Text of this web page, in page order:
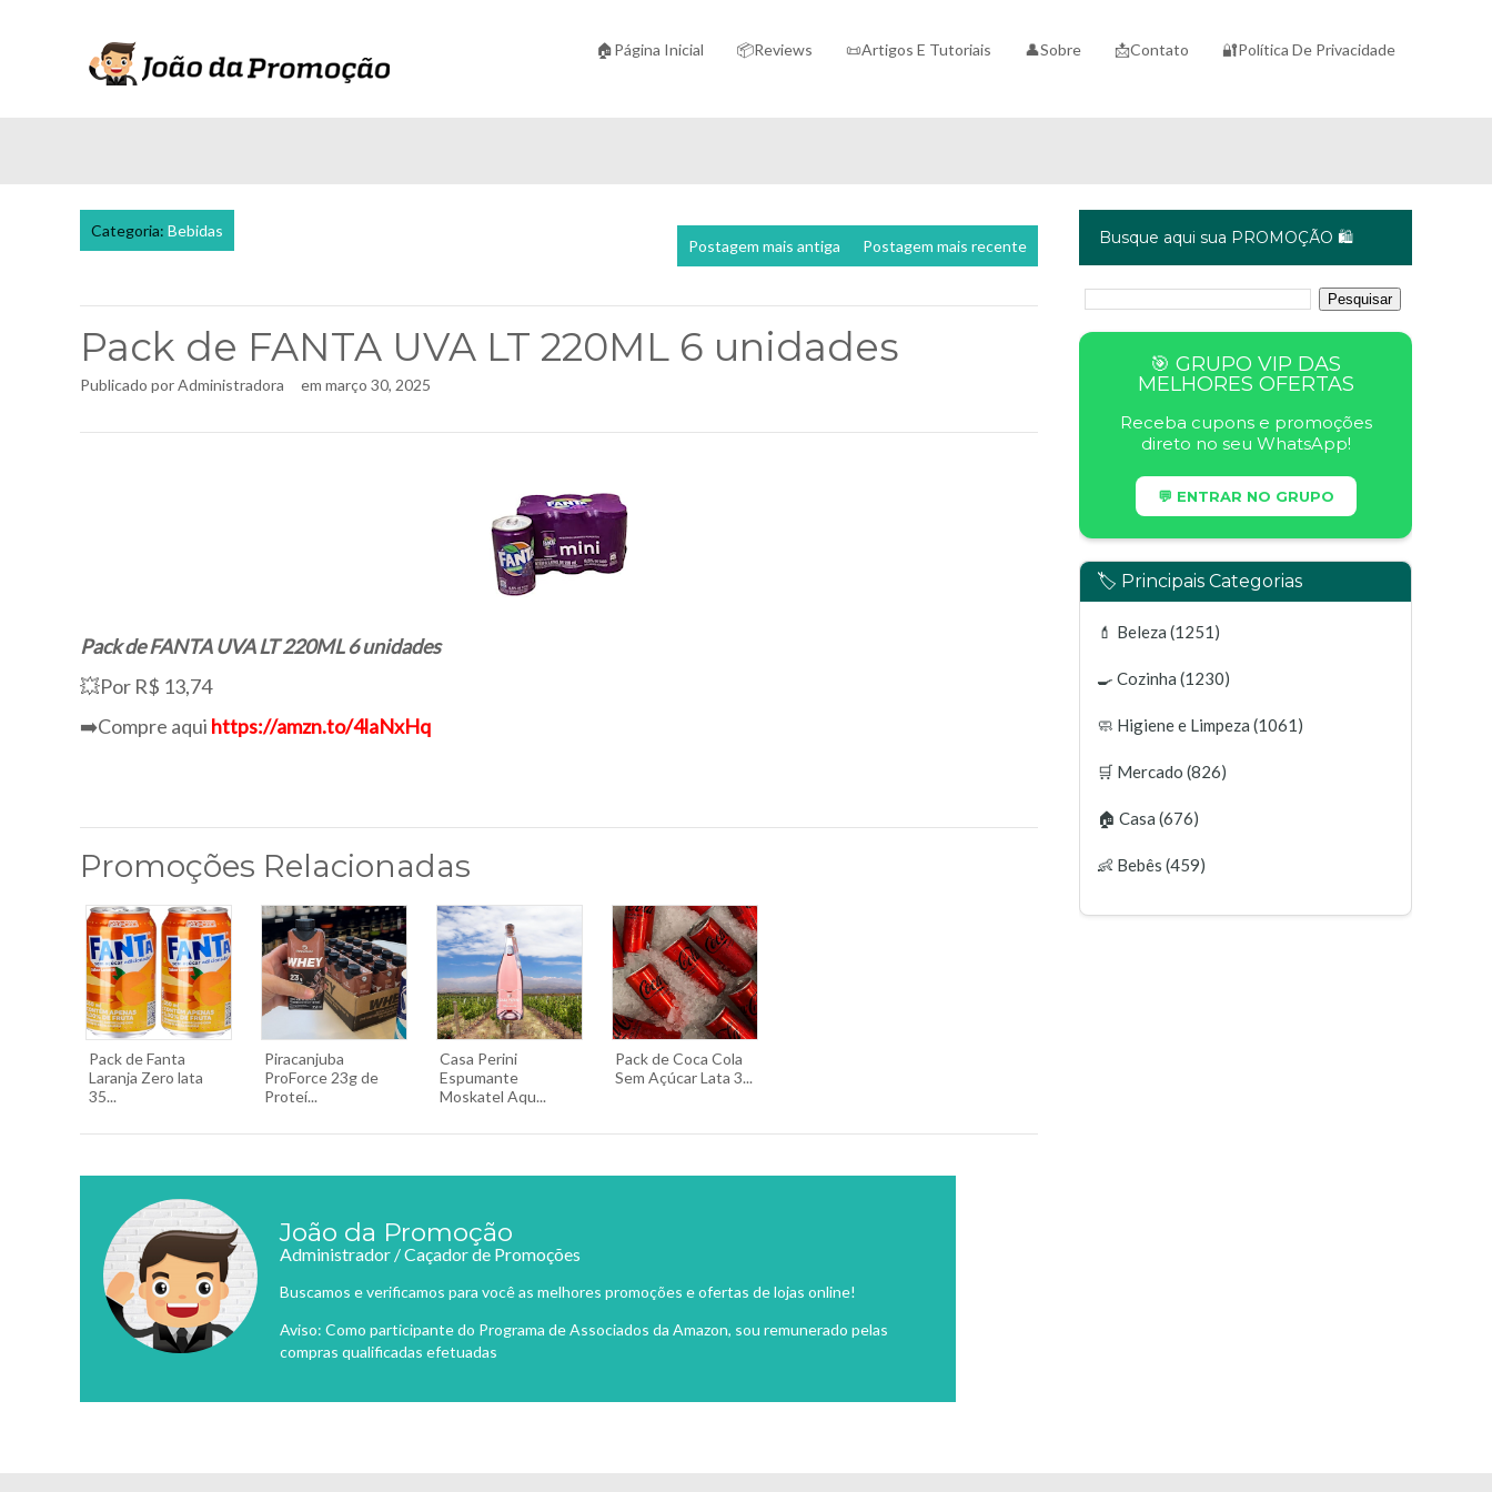
🏠Página Inicial 📦Reviews 📜Artigos E Tutoriais 👤Sobre 📩Contato 🔐Política De Privacidade
Categoria: Bebidas
Postagem mais recente
Postagem mais antiga
Pack de FANTA UVA LT 220ML 6 unidades
Publicado porAdministradora em março 30, 2025
Pack de FANTA UVA LT 220ML 6 unidades
💥Por R$ 13,74
➡️Compre aqui https://amzn.to/4laNxHq
Promoções Relacionadas
Pack de Fanta
Laranja Zero lata
35...
Piracanjuba
ProForce 23g de
Proteí...
Casa Perini
Espumante
Moskatel Aqu...
Pack de Coca Cola
Sem Açúcar Lata 3...
João da Promoção
Administrador / Caçador de Promoções
Buscamos e verificamos para você as melhores promoções e ofertas de lojas online!
Aviso: Como participante do Programa de Associados da Amazon, sou remunerado pelas
compras qualificadas efetuadas
Busque aqui sua PROMOÇÃO 🛍️
🎯 GRUPO VIP DAS
MELHORES OFERTAS
Receba cupons e promoções
direto no seu WhatsApp!
💬 ENTRAR NO GRUPO
🏷️ Principais Categorias
💄 Beleza (1251)
🍳 Cozinha (1230)
🧼 Higiene e Limpeza (1061)
🛒 Mercado (826)
🏠 Casa (676)
👶 Bebês (459)